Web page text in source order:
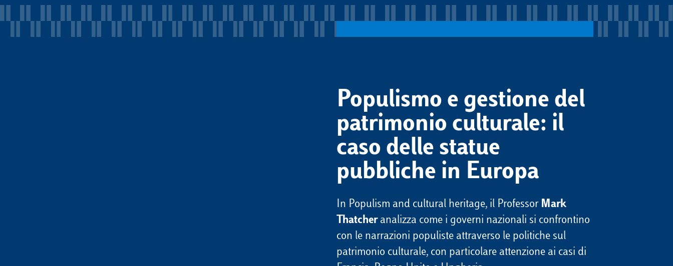
Populismo e gestione del
patrimonio culturale: il
caso delle statue
pubbliche in Europa
In Populism and cultural heritage, il Professor Mark
Thatcheranalizza come i governi nazionali si confrontino
con le narrazioni populiste attraverso le politiche sul
patrimonio culturale, con particolare attenzione ai casi di